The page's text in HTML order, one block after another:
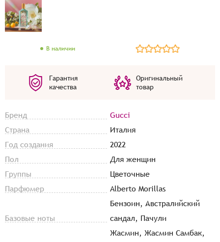
В наличии
Гарантия
качества
Оригинальный
товар
Бренд
Gucci
Страна
Италия
Год создания
2022
Пол
Для женщин
Группы
Цветочные
Парфюмер
Alberto Morillas
Базовые ноты
Бензоин, Австралийский
сандал, Пачули
Жасмин, Жасмин Самбак,